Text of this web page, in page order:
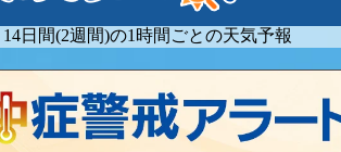
14日間(2週間)の1時間ごとの天気予報